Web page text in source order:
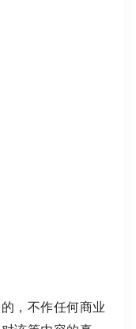
，不作任何商业